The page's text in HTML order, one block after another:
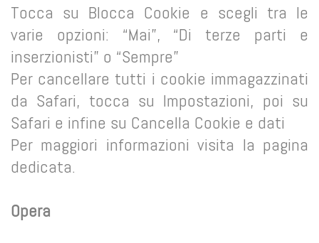
Tocca su Blocca Cookie e scegli tra le
varie opzioni: “Mai”, “Di terze parti e
inserzionisti” o “Sempre”
Per cancellare tutti i cookie immagazzinati
da Safari, tocca su Impostazioni, poi su
Safari e infine su Cancella Cookie e dati
Per maggiori informazioni visita la pagina
dedicata.
Opera